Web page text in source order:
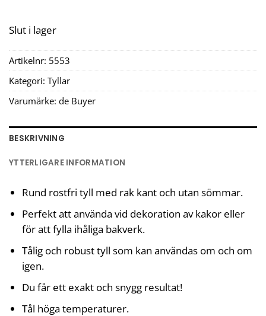
Slut i lager
Artikelnr: 5553
Kategori: Tyllar
Varumärke: de Buyer
BESKRIVNING
YTTERLIGARE INFORMATION
Rund rostfri tyll med rak kant och utan sömmar.
Perfekt att använda vid dekoration av kakor eller
för att fylla ihåliga bakverk.
Tålig och robust tyll som kan användas om och om
igen.
Du får ett exakt och snygg resultat!
Tål höga temperaturer.